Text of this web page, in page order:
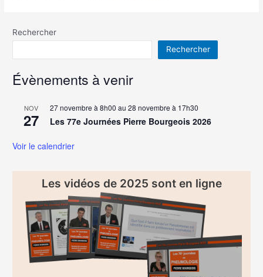
Rechercher
Rechercher
Évènements à venir
NOV
27
27 novembre à 8h00 au28 novembre à 17h30
Les 77e Journées Pierre Bourgeois 2026
Voir le calendrier
Les vidéos de 2025 sont en ligne